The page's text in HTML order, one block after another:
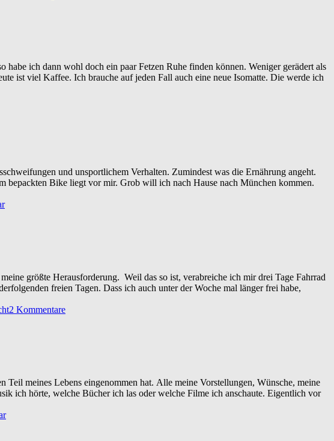
ich dann wohl doch ein paar Fetzen Ruhe finden können. Weniger gerädert als
ist viel Kaffee. Ich brauche auf jeden Fall auch eine neue Isomatte. Die werde ich
und unsportlichem Verhalten. Zumindest was die Ernährung angeht.
bepackten Bike liegt vor mir. Grob will ich nach Hause nach München kommen.
größte Herausforderung. Weil das so ist, verabreiche ich mir drei Tage Fahrrad
freien Tagen. Dass ich auch unter der Woche mal länger frei habe,
2 Kommentare
meines Lebens eingenommen hat. Alle meine Vorstellungen, Wünsche, meine
ich hörte, welche Bücher ich las oder welche Filme ich anschaute. Eigentlich vor